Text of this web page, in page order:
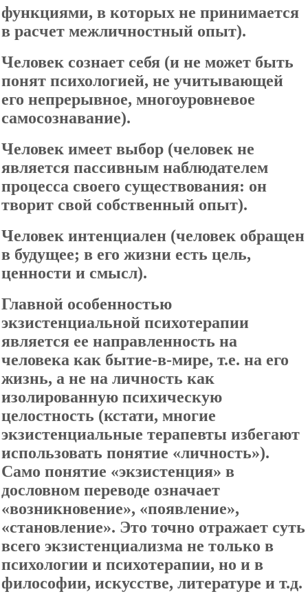
функциями, в которых не принимается
в расчет межличностный опыт).
Человек сознает себя (и не может быть
понят психологией, не учитывающей
его непрерывное, многоуровневое
самосознавание).
Человек имеет выбор (человек не
является пассивным наблюдателем
процесса своего существования: он
творит свой собственный опыт).
Человек интенциален (человек обращен
в будущее; в его жизни есть цель,
ценности и смысл).
Главной особенностью
экзистенциальной психотерапии
является ее направленность на
человека как бытие-в-мире, т.е. на его
жизнь, а не на личность как
изолированную психическую
целостность (кстати, многие
экзистенциальные терапевты избегают
использовать понятие «личность»).
Само понятие «экзистенция» в
дословном переводе означает
«возникновение», «появление»,
«становление». Это точно отражает суть
всего экзистенциализма не только в
психологии и психотерапии, но и в
философии, искусстве, литературе и т.д.